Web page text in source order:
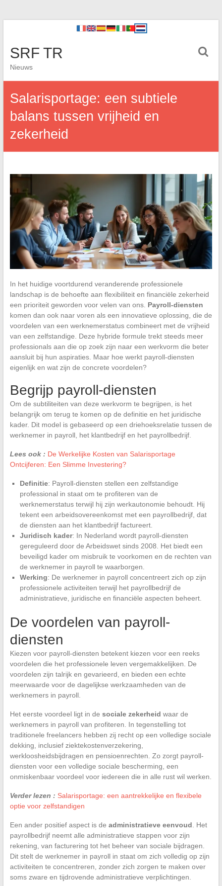
SRF TR
Nieuws
Salarisportage: een subtiele
balans tussen vrijheid en
zekerheid
In het huidige voortdurend veranderende professionele
landschap is de behoefte aan flexibiliteit en financiële zekerheid
een prioriteit geworden voor velen van ons. Payroll-diensten
komen dan ook naar voren als een innovatieve oplossing, die de
voordelen van een werknemerstatus combineert met de vrijheid
van een zelfstandige. Deze hybride formule trekt steeds meer
professionals aan die op zoek zijn naar een werkvorm die beter
aansluit bij hun aspiraties. Maar hoe werkt payroll-diensten
eigenlijk en wat zijn de concrete voordelen?
Begrijp payroll-diensten
Om de subtiliteiten van deze werkvorm te begrijpen, is het
belangrijk om terug te komen op de definitie en het juridische
kader. Dit model is gebaseerd op een driehoeksrelatie tussen de
werknemer in payroll, het klantbedrijf en het payrollbedrijf.
Lees ook : De Werkelijke Kosten van Salarisportage
Ontcijferen: Een Slimme Investering?
Definitie: Payroll-diensten stellen een zelfstandige
professional in staat om te profiteren van de
werknemerstatus terwijl hij zijn werkautonomie behoudt. Hij
tekent een arbeidsovereenkomst met een payrollbedrijf, dat
de diensten aan het klantbedrijf factureert.
Juridisch kader: In Nederland wordt payroll-diensten
gereguleerd door de Arbeidswet sinds 2008. Het biedt een
beveiligd kader om misbruik te voorkomen en de rechten van
de werknemer in payroll te waarborgen.
Werking: De werknemer in payroll concentreert zich op zijn
professionele activiteiten terwijl het payrollbedrijf de
administratieve, juridische en financiële aspecten beheert.
De voordelen van payroll-
diensten
Kiezen voor payroll-diensten betekent kiezen voor een reeks
voordelen die het professionele leven vergemakkelijken. De
voordelen zijn talrijk en gevarieerd, en bieden een echte
meerwaarde voor de dagelijkse werkzaamheden van de
werknemers in payroll.
Het eerste voordeel ligt in de sociale zekerheid waar de
werknemers in payroll van profiteren. In tegenstelling tot
traditionele freelancers hebben zij recht op een volledige sociale
dekking, inclusief ziektekostenverzekering,
werkloosheidsbijdragen en pensioenrechten. Zo zorgt payroll-
diensten voor een volledige sociale bescherming, een
onmiskenbaar voordeel voor iedereen die in alle rust wil werken.
Verder lezen : Salarisportage: een aantrekkelijke en flexibele
optie voor zelfstandigen
Een ander positief aspect is de administratieve eenvoud . Het
payrollbedrijf neemt alle administratieve stappen voor zijn
rekening, van facturering tot het beheer van sociale bijdragen.
Dit stelt de werknemer in payroll in staat om zich volledig op zijn
activiteiten te concentreren, zonder zich zorgen te maken over
soms zware en tijdrovende administratieve verplichtingen.